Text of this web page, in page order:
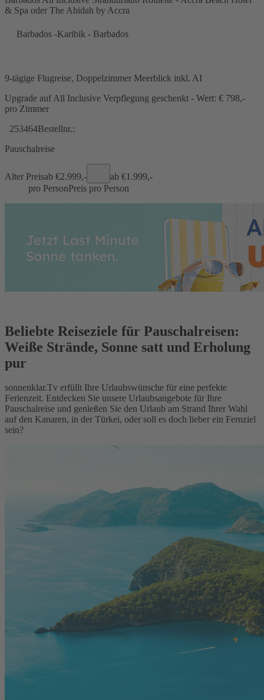
& Spa oder The Abidah by Accra
Barbados -Karibik - Barbados
9-tägige Flugreise, Doppelzimmer Meerblick inkl. AI
Upgrade auf All Inclusive Verpflegung geschenkt - Wert: € 798,-
pro Zimmer
253464Bestellnr.:
Pauschalreise
Alter Preisab €2.999,- ab €1.999,-
pro PersonPreis pro Person
Beliebte Reiseziele für Pauschalreisen:
Weiße Strände, Sonne satt und Erholung
pur
sonnenklar.Tv erfüllt Ihre Urlaubswünsche für eine perfekte
Ferienzeit. Entdecken Sie unsere Urlaubsangebote für Ihre
Pauschalreise und genießen Sie den Urlaub am Strand Ihrer Wahl
auf den Kanaren, in der Türkei, oder soll es doch lieber ein Fernziel
sein?